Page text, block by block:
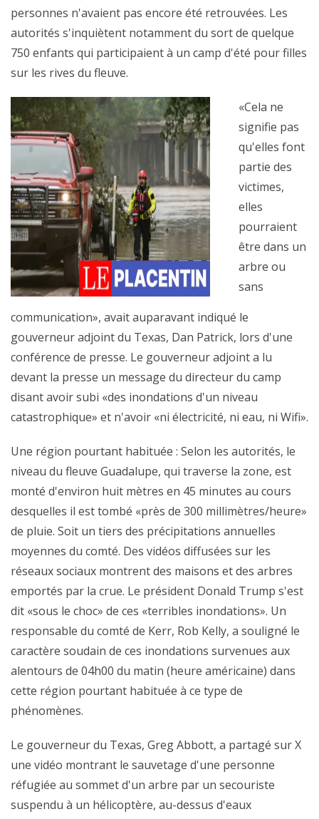
personnes n'avaient pas encore été retrouvées. Les
autorités s'inquiètent notamment du sort de quelque
750 enfants qui participaient à un camp d'été pour filles
sur les rives du fleuve.
«Cela ne
signifie pas
qu'elles font
partie des
victimes,
elles
pourraient
être dans un
arbre ou
sans
communication», avait auparavant indiqué le
gouverneur adjoint du Texas, Dan Patrick, lors d'une
conférence de presse. Le gouverneur adjoint a lu
devant la presse un message du directeur du camp
disant avoir subi «des inondations d'un niveau
catastrophique» et n'avoir «ni électricité, ni eau, ni Wifi».
Une région pourtant habituée : Selon les autorités, le
niveau du fleuve Guadalupe, qui traverse la zone, est
monté d'environ huit mètres en 45 minutes au cours
desquelles il est tombé «près de 300 millimètres/heure»
de pluie. Soit un tiers des précipitations annuelles
moyennes du comté. Des vidéos diffusées sur les
réseaux sociaux montrent des maisons et des arbres
emportés par la crue. Le président Donald Trump s'est
dit «sous le choc» de ces «terribles inondations». Un
responsable du comté de Kerr, Rob Kelly, a souligné le
caractère soudain de ces inondations survenues aux
alentours de 04h00 du matin (heure américaine) dans
cette région pourtant habituée à ce type de
phénomènes.
Le gouverneur du Texas, Greg Abbott, a partagé sur X
une vidéo montrant le sauvetage d'une personne
réfugiée au sommet d'un arbre par un secouriste
suspendu à un hélicoptère, au-dessus d'eaux